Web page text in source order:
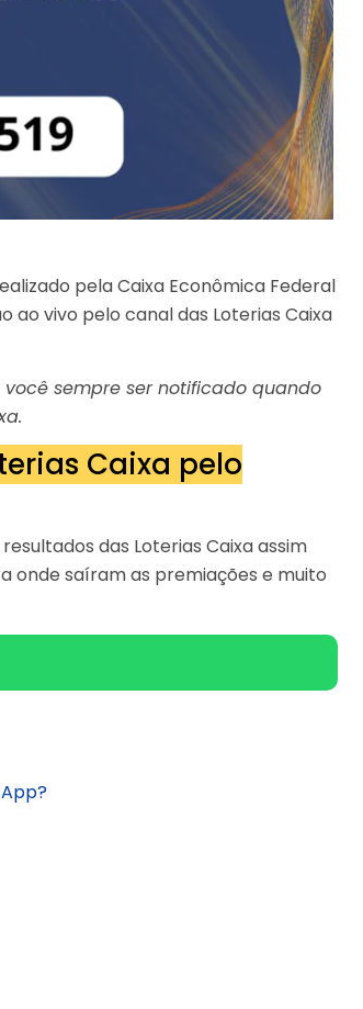
pela Caixa Econômica Federal
ao vivo pelo canal das Loterias Caixa
sempre ser notificado quando
Caixa pelo
das Loterias Caixa assim
onde saíram as premiações e muito